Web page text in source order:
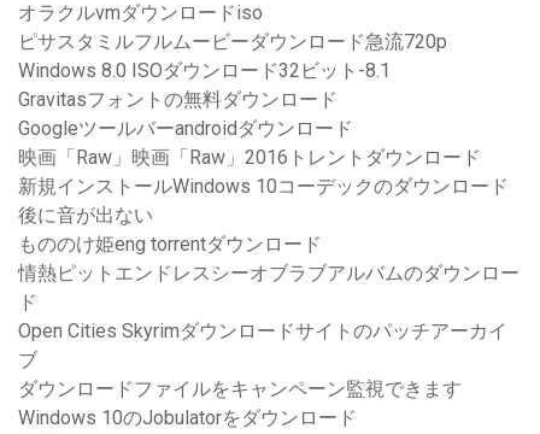
オラクルvmダウンロードiso
ピサスタミルフルムービーダウンロード急流720p
Windows 8.0 ISOダウンロード32ビット-8.1
Gravitasフォントの無料ダウンロード
Googleツールバーandroidダウンロード
映画「Raw」映画「Raw」2016トレントダウンロード
新規インストールWindows 10コーデックのダウンロード
後に音が出ない
もののけ姫eng torrentダウンロード
情熱ピットエンドレスシーオブラブアルバムのダウンロー
ド
Open Cities Skyrimダウンロードサイトのパッチアーカイ
ブ
ダウンロードファイルをキャンペーン監視できます
Windows 10のJobulatorをダウンロード